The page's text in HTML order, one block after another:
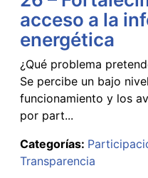
acceso a la
energética
¿Qué problema
Se percibe un bajo
funcionamiento y los
por part...
Categorías:
Transparencia